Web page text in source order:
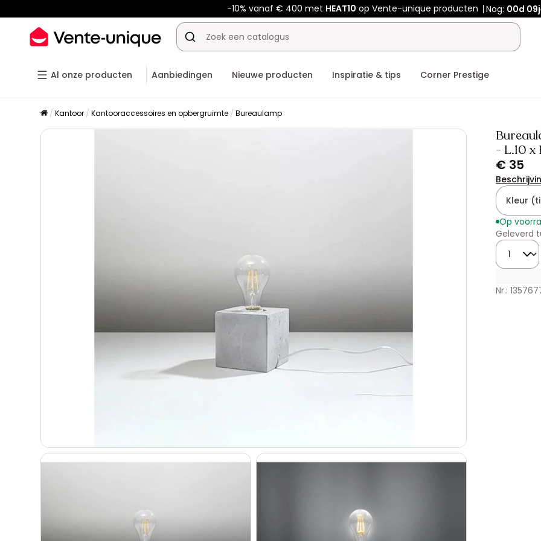
-10% vanaf € 400 metHEAT10 op Vente-unique producten Nog:00d
Al onze producten Aanbiedingen Nieuwe producten Inspiratie & tips Corner Prestige
Kantoor Kantooraccessoires en opbergruimte Bureaulamp
- L.10
€ 35
Kleur
Op
Geleverd
Nr.: